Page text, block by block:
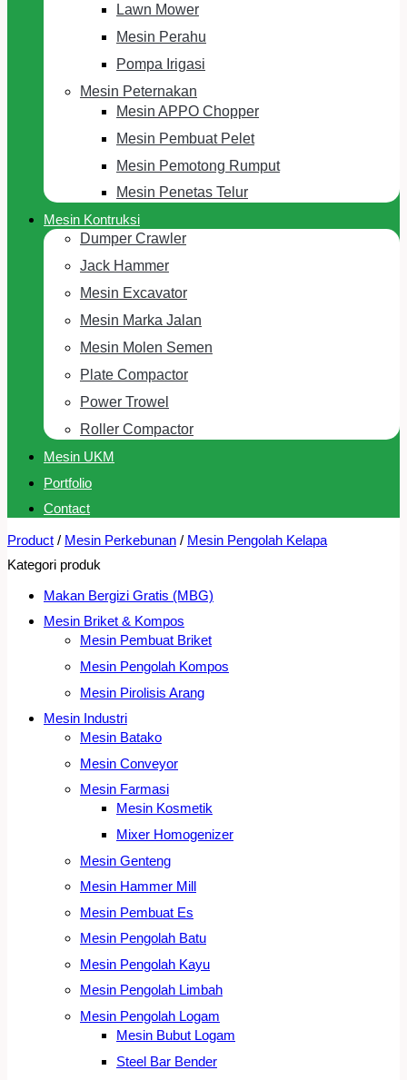
Lawn Mower
Mesin Perahu
Pompa Irigasi
Mesin Peternakan
Mesin APPO Chopper
Mesin Pembuat Pelet
Mesin Pemotong Rumput
Mesin Penetas Telur
Mesin Kontruksi
Dumper Crawler
Jack Hammer
Mesin Excavator
Mesin Marka Jalan
Mesin Molen Semen
Plate Compactor
Power Trowel
Roller Compactor
Mesin UKM
Portfolio
Contact
Product / Mesin Perkebunan / Mesin Pengolah Kelapa
Kategori produk
Makan Bergizi Gratis (MBG)
Mesin Briket & Kompos
Mesin Pembuat Briket
Mesin Pengolah Kompos
Mesin Pirolisis Arang
Mesin Industri
Mesin Batako
Mesin Conveyor
Mesin Farmasi
Mesin Kosmetik
Mixer Homogenizer
Mesin Genteng
Mesin Hammer Mill
Mesin Pembuat Es
Mesin Pengolah Batu
Mesin Pengolah Kayu
Mesin Pengolah Limbah
Mesin Pengolah Logam
Mesin Bubut Logam
Steel Bar Bender